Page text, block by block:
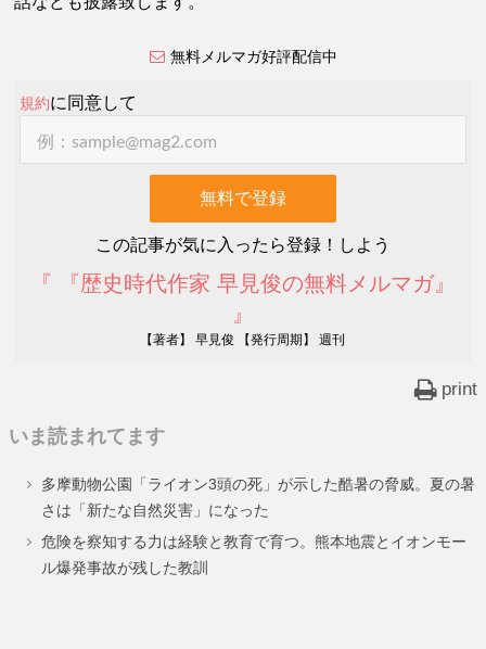
無料メルマガ好評配信中
規約に同意して
この記事が気に入ったら登録！しよう
『 『歴史時代作家 早見俊の無料メルマガ』
』
【著者】 早見俊 【発行周期】 週刊
print
いま読まれてます
多摩動物公園「ライオン3頭の死」が示した酷暑の脅威。夏の暑
さは「新たな自然災害」になった
危険を察知する力は経験と教育で育つ。熊本地震とイオンモー
ル爆発事故が残した教訓